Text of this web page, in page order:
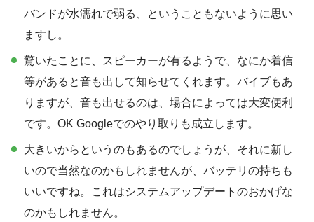
バンドが水濡れで弱る、ということもないように思い
ますし。
驚いたことに、スピーカーが有るようで、なにか着信
等があると音も出して知らせてくれます。バイブもあ
りますが、音も出せるのは、場合によっては大変便利
です。OK Googleでのやり取りも成立します。
大きいからというのもあるのでしょうが、それに新し
いので当然なのかもしれませんが、バッテリの持ちも
いいですね。これはシステムアップデートのおかげな
のかもしれません。